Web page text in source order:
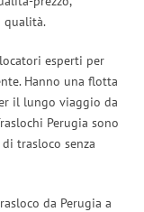
qualità.
esperti per
Hanno una flotta
il lungo viaggio da
Perugia sono
trasloco senza
da Perugia a